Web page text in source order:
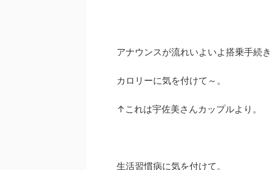
アナウンスが流れいよいよ搭乗手続
カロリーに気を付けて～。
↑これは宇佐美さんカップルより。
生活習慣病に気を付けて。